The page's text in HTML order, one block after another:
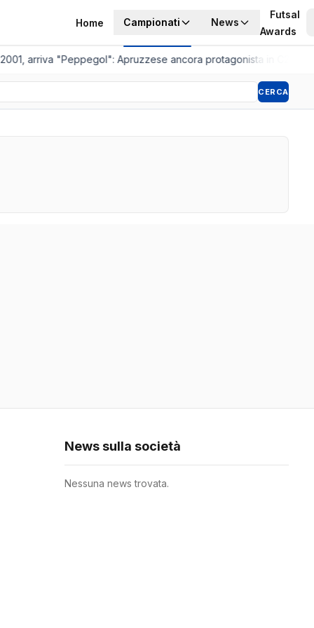
Home Campionati News
Futsal
Awards
arriva "Peppegol": Apruzzese ancora protagonista in C2
CERCA
News sulla società
Nessuna news trovata.